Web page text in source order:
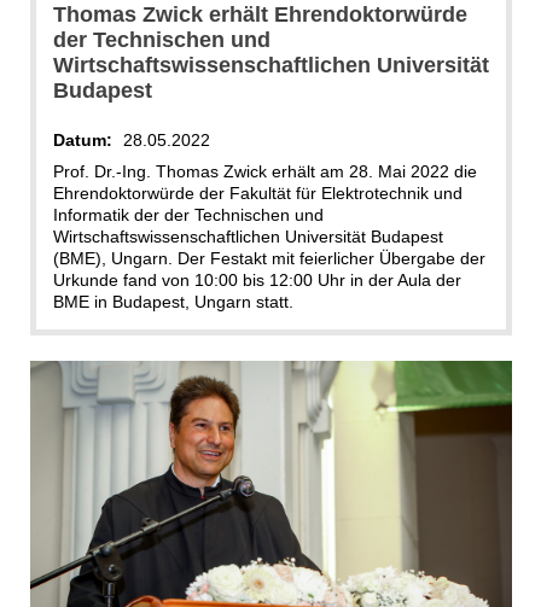
Thomas Zwick erhält Ehrendoktorwürde
der Technischen und
Wirtschaftswissenschaftlichen Universität
Budapest
Datum:
28.05.2022
Prof. Dr.-Ing. Thomas Zwick erhält am 28. Mai 2022 die
Ehrendoktorwürde der Fakultät für Elektrotechnik und
Informatik der der Technischen und
Wirtschaftswissenschaftlichen Universität Budapest
(BME), Ungarn. Der Festakt mit feierlicher Übergabe der
Urkunde fand von 10:00 bis 12:00 Uhr in der Aula der
BME in Budapest, Ungarn statt.